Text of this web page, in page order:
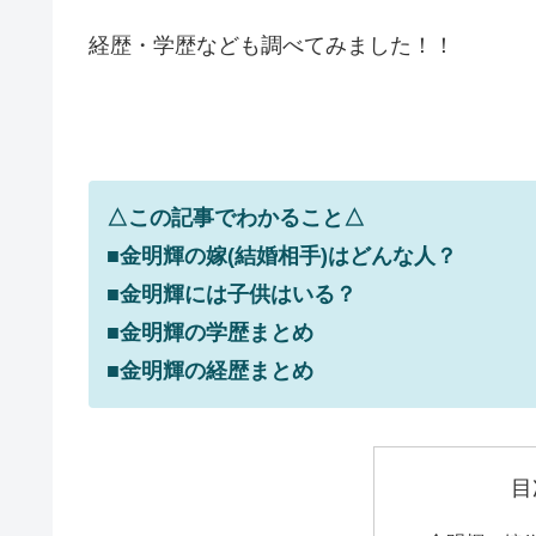
経歴・学歴なども調べてみました！！
△この記事でわかること△
■金明輝の嫁(結婚相手)はどんな人？
■金明輝には子供はいる？
■金明輝の学歴まとめ
■金明輝の経歴まとめ